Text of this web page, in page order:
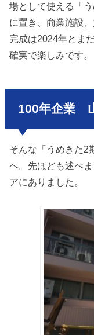
場として使える「
に置き、商業施設
完成は2024年とま
確実で楽しみです。
100年企業
そんな「うめきた2
へ。先ほども述べ
アにありました。